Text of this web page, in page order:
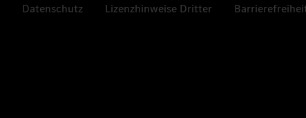
Datenschutz Lizenzhinweise Dritter